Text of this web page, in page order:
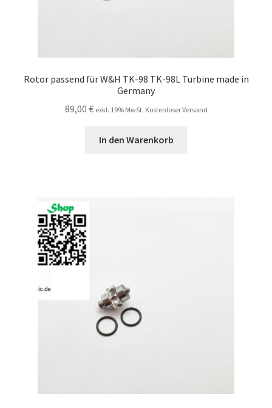
Rotor passend für W&H TK-98 TK-98L Turbine made in
Germany
89,00 € exkl. 19% MwSt. Kostenloser Versand
In den Warenkorb